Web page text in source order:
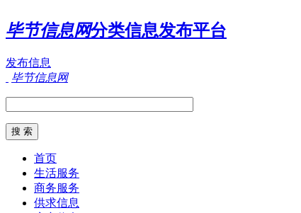
毕节信息网分类信息发布平台
发布信息
毕节信息网
首页
生活服务
商务服务
供求信息